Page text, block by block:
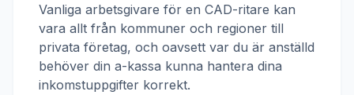
Vanliga arbetsgivare för en CAD-ritare kan
vara allt från kommuner och regioner till
privata företag, och oavsett var du är anställd
behöver din a-kassa kunna hantera dina
inkomstuppgifter korrekt.